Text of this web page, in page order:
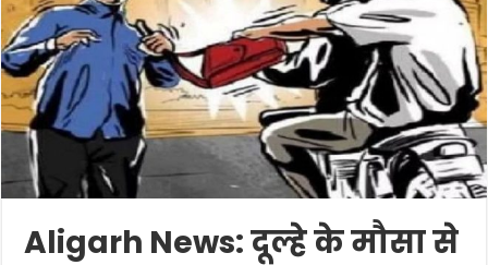
Aligarh News: दूल्हे के मौसा से